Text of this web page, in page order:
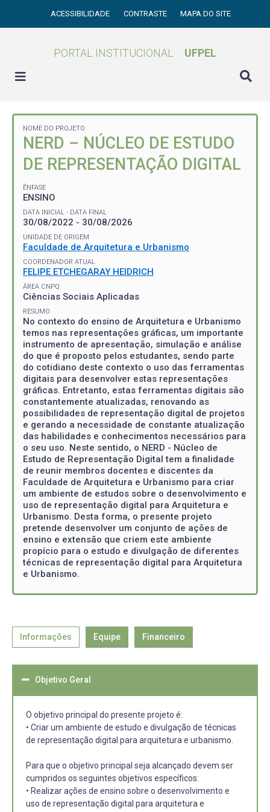
ACESSIBILIDADE CONTRASTE MAPA DO SITE
PORTAL INSTITUCIONAL UFPEL
NOME DO PROJETO
NERD – NÚCLEO DE ESTUDO
DE REPRESENTAÇÃO DIGITAL
ÊNFASE
ENSINO
DATA INICIAL - DATA FINAL
30/08/2022 - 30/08/2026
UNIDADE DE ORIGEM
Faculdade de Arquitetura e Urbanismo
COORDENADOR ATUAL
FELIPE ETCHEGARAY HEIDRICH
ÁREA CNPQ
Ciências Sociais Aplicadas
RESUMO
No contexto do ensino de Arquitetura e Urbanismo
temos nas representações gráficas, um importante
instrumento de apresentação, simulação e análise
do que é proposto pelos estudantes, sendo parte
do cotidiano deste contexto o uso das ferramentas
digitais para desenvolver estas representações
gráficas. Entretanto, estas ferramentas digitais são
constantemente atualizadas, renovando as
possibilidades de representação digital de projetos
e gerando a necessidade de constante atualização
das habilidades e conhecimentos necessários para
o seu uso. Neste sentido, o NERD - Núcleo de
Estudo de Representação Digital tem a finalidade
de reunir membros docentes e discentes da
Faculdade de Arquitetura e Urbanismo para criar
um ambiente de estudos sobre o desenvolvimento e
uso de representação digital para Arquitetura e
Urbanismo. Desta forma, o presente projeto
pretende desenvolver um conjunto de ações de
ensino e extensão que criem este ambiente
propício para o estudo e divulgação de diferentes
técnicas de representação digital para Arquitetura
e Urbanismo.
Informações Equipe Financeiro
Objetivo Geral
O objetivo principal do presente projeto é:
• Criar um ambiente de estudo e divulgação de técnicas
de representação digital para arquitetura e urbanismo.
Para que o objetivo principal seja alcançado devem ser
cumpridos os seguintes objetivos específicos:
• Realizar ações de ensino sobre o desenvolvimento e
uso de representação digital para arquitetura e